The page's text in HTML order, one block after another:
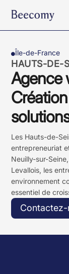
Île-de-France
HAUTS-DE-
Agence
Les Hauts-de-
entrepreneuriat
Neuilly-sur-
Levallois, les
environnement
essentiel de